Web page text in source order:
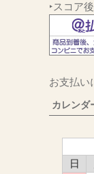
‣スコア
お支払い
カレンダ
日